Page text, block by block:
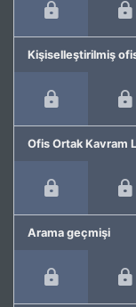
Kişiselleştirilmiş
Ofis Ortak Kavram
Arama geçmişi